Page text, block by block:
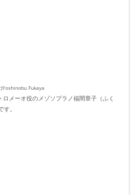
Fukaya
メーオ役のメゾソプラノ福間章子（ふく
。